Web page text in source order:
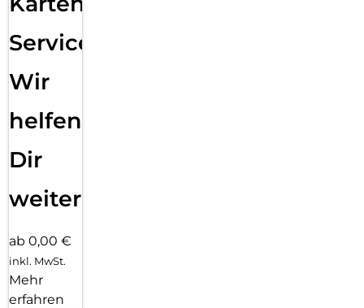
Service:
Wir
helfen
Dir
weiter
ab 0,00 €
inkl. MwSt.
Mehr
erfahren